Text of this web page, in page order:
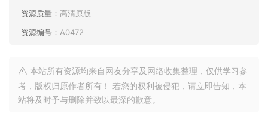
资源质量： 高清原版
资源编号： A0472
本站所有资源均来自网友分享及网络收集整理，仅供学习参
考，版权归原作者所有！ 若您的权利被侵犯，请立即告知，本
站将及时予与删除并致以最深的歉意。